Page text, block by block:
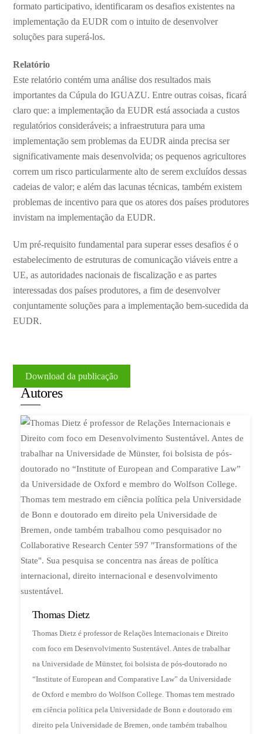
formato participativo, identificaram os desafios existentes na
implementação da EUDR com o intuito de desenvolver
soluções para superá-los.
Relatório
Este relatório contém uma análise dos resultados mais
importantes da Cúpula do IGUAZU. Entre outras coisas, ficará
claro que: a implementação da EUDR está associada a custos
regulatórios consideráveis; a infraestrutura para uma
implementação sem problemas da EUDR ainda precisa ser
significativamente mais desenvolvida; os pequenos agricultores
correm um risco particularmente alto de serem excluídos dessas
cadeias de valor; e além das lacunas técnicas, também existem
problemas de incentivo para que os atores dos países produtores
invistam na implementação da EUDR.
Um pré-requisito fundamental para superar esses desafios é o
estabelecimento de estruturas de comunicação viáveis entre a
UE, as autoridades nacionais de fiscalização e as partes
interessadas dos países produtores, a fim de desenvolver
conjuntamente soluções para a implementação bem-sucedida da
EUDR.
Download da publicação
Autores
Thomas Dietz
Thomas Dietz é professor de Relações Internacionais e Direito
com foco em Desenvolvimento Sustentável. Antes de trabalhar
na Universidade de Münster, foi bolsista de pós-doutorado no
“Institute of European and Comparative Law” da Universidade
de Oxford e membro do Wolfson College. Thomas tem mestrado
em ciência política pela Universidade de Bonn e doutorado em
direito pela Universidade de Bremen, onde também trabalhou